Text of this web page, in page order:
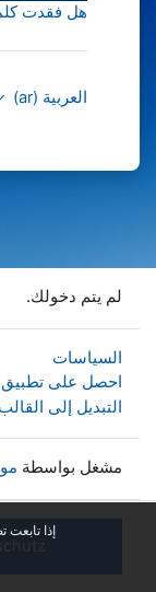
إذا تابعت
هل فقدت
العربية ‎(ar)‎
لم يتم دخولك.
السياسات
احصل على تطبيق
التبديل إلى
مشغل بواسطة